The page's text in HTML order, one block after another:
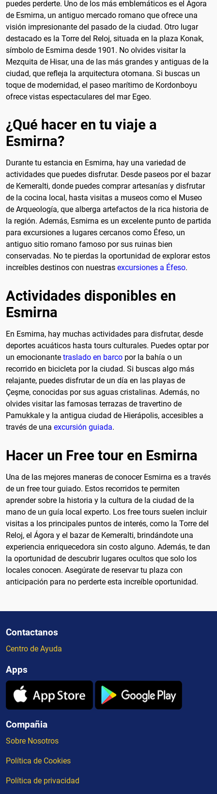
puedes perderte. Uno de los más emblemáticos es el Ágora
de Esmirna, un antiguo mercado romano que ofrece una
visión impresionante del pasado de la ciudad. Otro lugar
destacado es la Torre del Reloj, situada en la plaza Konak,
símbolo de Esmirna desde 1901. No olvides visitar la
Mezquita de Hisar, una de las más grandes y antiguas de la
ciudad, que refleja la arquitectura otomana. Si buscas un
toque de modernidad, el paseo marítimo de Kordonboyu
ofrece vistas espectaculares del mar Egeo.
¿Qué hacer en tu viaje a
Esmirna?
Durante tu estancia en Esmirna, hay una variedad de
actividades que puedes disfrutar. Desde paseos por el bazar
de Kemeralti, donde puedes comprar artesanías y disfrutar
de la cocina local, hasta visitas a museos como el Museo
de Arqueología, que alberga artefactos de la rica historia de
la región. Además, Esmirna es un excelente punto de partida
para excursiones a lugares cercanos como Éfeso, un
antiguo sitio romano famoso por sus ruinas bien
conservadas. No te pierdas la oportunidad de explorar estos
increíbles destinos con nuestras excursiones a Éfeso.
Actividades disponibles en
Esmirna
En Esmirna, hay muchas actividades para disfrutar, desde
deportes acuáticos hasta tours culturales. Puedes optar por
un emocionante traslado en barco por la bahía o un
recorrido en bicicleta por la ciudad. Si buscas algo más
relajante, puedes disfrutar de un día en las playas de
Çeşme, conocidas por sus aguas cristalinas. Además, no
olvides visitar las famosas terrazas de travertino de
Pamukkale y la antigua ciudad de Hierápolis, accesibles a
través de una excursión guiada.
Hacer un Free tour en Esmirna
Una de las mejores maneras de conocer Esmirna es a través
de un free tour guiado. Estos recorridos te permiten
aprender sobre la historia y la cultura de la ciudad de la
mano de un guía local experto. Los free tours suelen incluir
visitas a los principales puntos de interés, como la Torre del
Reloj, el Ágora y el bazar de Kemeralti, brindándote una
experiencia enriquecedora sin costo alguno. Además, te dan
la oportunidad de descubrir lugares ocultos que solo los
locales conocen. Asegúrate de reservar tu plaza con
anticipación para no perderte esta increíble oportunidad.
Contactanos
Centro de Ayuda
Apps
Compañia
Sobre Nosotros
Política de Cookies
Política de privacidad